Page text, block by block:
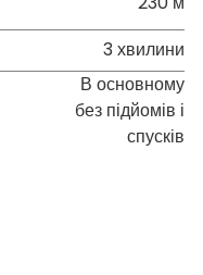
3 хвилини
В основному
без підйомів і
спусків